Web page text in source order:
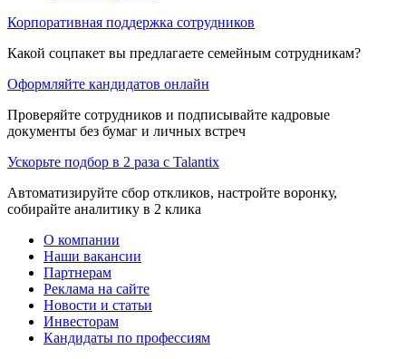
Корпоративная поддержка сотрудников
Какой соцпакет вы предлагаете семейным сотрудникам?
Оформляйте кандидатов онлайн
Проверяйте сотрудников и подписывайте кадровые
документы без бумаг и личных встреч
Ускорьте подбор в 2 раза с Talantix
Автоматизируйте сбор откликов, настройте воронку,
собирайте аналитику в 2 клика
О компании
Наши вакансии
Партнерам
Реклама на сайте
Новости и статьи
Инвесторам
Кандидаты по профессиям